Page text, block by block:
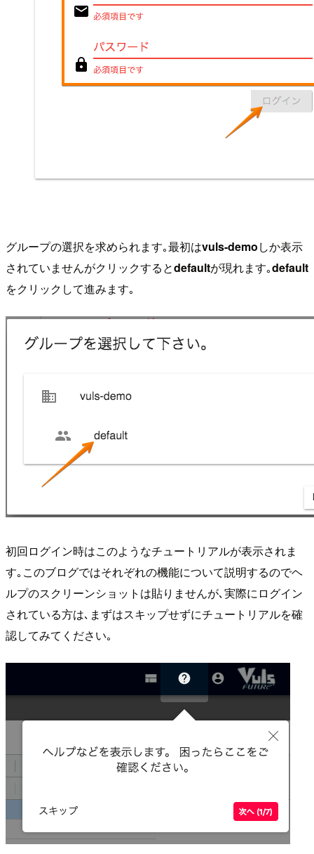
グループの選択を求められます｡最初はvuls-demoしか表示
されていませんがクリックするとdefaultが現れます｡default
をクリックして進みます｡
初回ログイン時はこのようなチュートリアルが表示されま
す｡このブログではそれぞれの機能について説明するのでヘ
ルプのスクリーンショットは貼りませんが､実際にログイン
されている方は､まずはスキップせずにチュートリアルを確
認してみてください｡